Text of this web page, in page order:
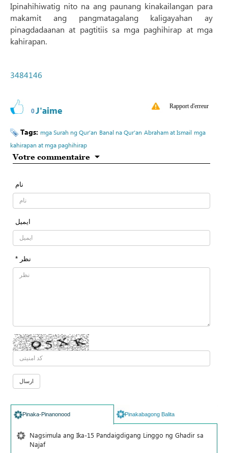
Ipinahihiwatig nito na ang paunang kinakailangan para
makamit ang pangmatagalang kaligayahan ay
pinagdadaanan at pagtitiis sa mga paghihirap at mga
kahirapan.
3484146
0J'aime Rapport d'erreur
Tags: mga Surah ng Qur’an Banal na Qur’an Abraham at Ismail mga
kahirapan at mga paghihirap
Votre commentaire
نام
ایمیل
* نظر
Pinaka-Pinanonood Pinakabagong Balita
Nagsimula ang Ika-15 Pandaigdigang Linggo ng Ghadir sa
Najaf